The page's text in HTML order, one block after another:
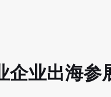
企业出海参